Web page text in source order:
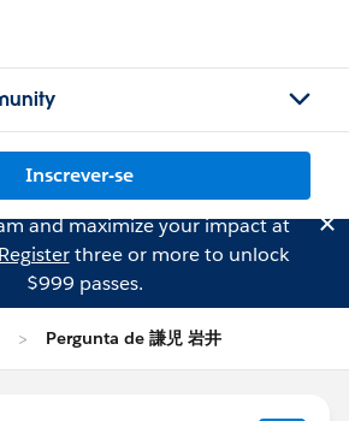
Inscrever-se
and maximize your impact at
Registerthree or more to unlock
$999 passes.
Pergunta de 謙児 岩井